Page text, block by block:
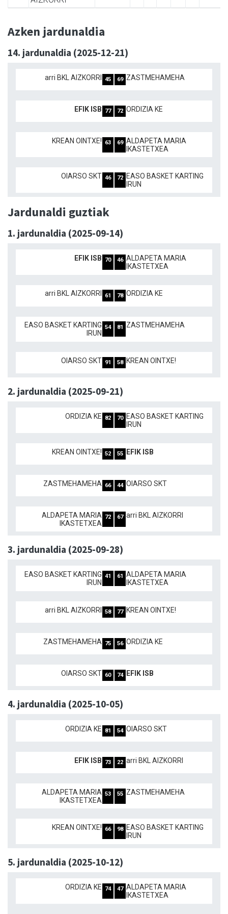
Azken jardunaldia
14. jardunaldia (2025-12-21)
arri BKL AIZKORRI 45 69 ZASTMEHAMEHA
EFIK ISB 77 72 ORDIZIA KE
KREAN OINTXE! 63 69 ALDAPETA MARIA
IKASTETXEA
OIARSO SKT 46 72
EASO BASKET KARTING
IRUN
Jardunaldi guztiak
1. jardunaldia (2025-09-14)
EFIK ISB 70 46 ALDAPETA MARIA
IKASTETXEA
arri BKL AIZKORRI 61 78 ORDIZIA KE
EASO BASKET KARTING
IRUN
54 81 ZASTMEHAMEHA
OIARSO SKT 91 58 KREAN OINTXE!
2. jardunaldia (2025-09-21)
ORDIZIA KE 82 70
EASO BASKET KARTING
IRUN
KREAN OINTXE! 52 55 EFIK ISB
ZASTMEHAMEHA 66 44 OIARSO SKT
ALDAPETA MARIA
IKASTETXEA
72 67 arri BKL AIZKORRI
3. jardunaldia (2025-09-28)
EASO BASKET KARTING
IRUN
41 61
ALDAPETA MARIA
IKASTETXEA
arri BKL AIZKORRI 58 77 KREAN OINTXE!
ZASTMEHAMEHA 75 56 ORDIZIA KE
OIARSO SKT 60 74 EFIK ISB
4. jardunaldia (2025-10-05)
ORDIZIA KE 81 54 OIARSO SKT
EFIK ISB 73 22 arri BKL AIZKORRI
ALDAPETA MARIA
IKASTETXEA
53 55 ZASTMEHAMEHA
KREAN OINTXE! 66 98
EASO BASKET KARTING
IRUN
5. jardunaldia (2025-10-12)
ORDIZIA KE 74 47 ALDAPETA MARIA
IKASTETXEA